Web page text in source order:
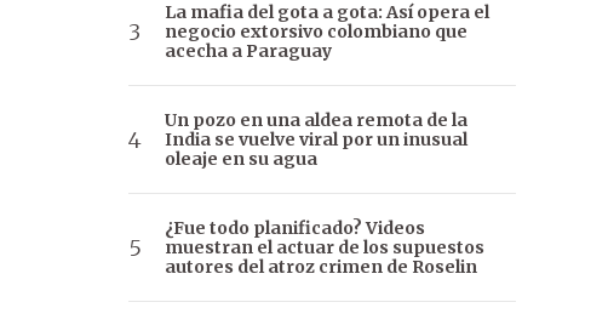
La mafia del gota a gota: Así opera el
negocio extorsivo colombiano que
acecha a Paraguay
Un pozo en una aldea remota de la
India se vuelve viral por un inusual
oleaje en su agua
¿Fue todo planificado? Videos
muestran el actuar de los supuestos
autores del atroz crimen de Roselin